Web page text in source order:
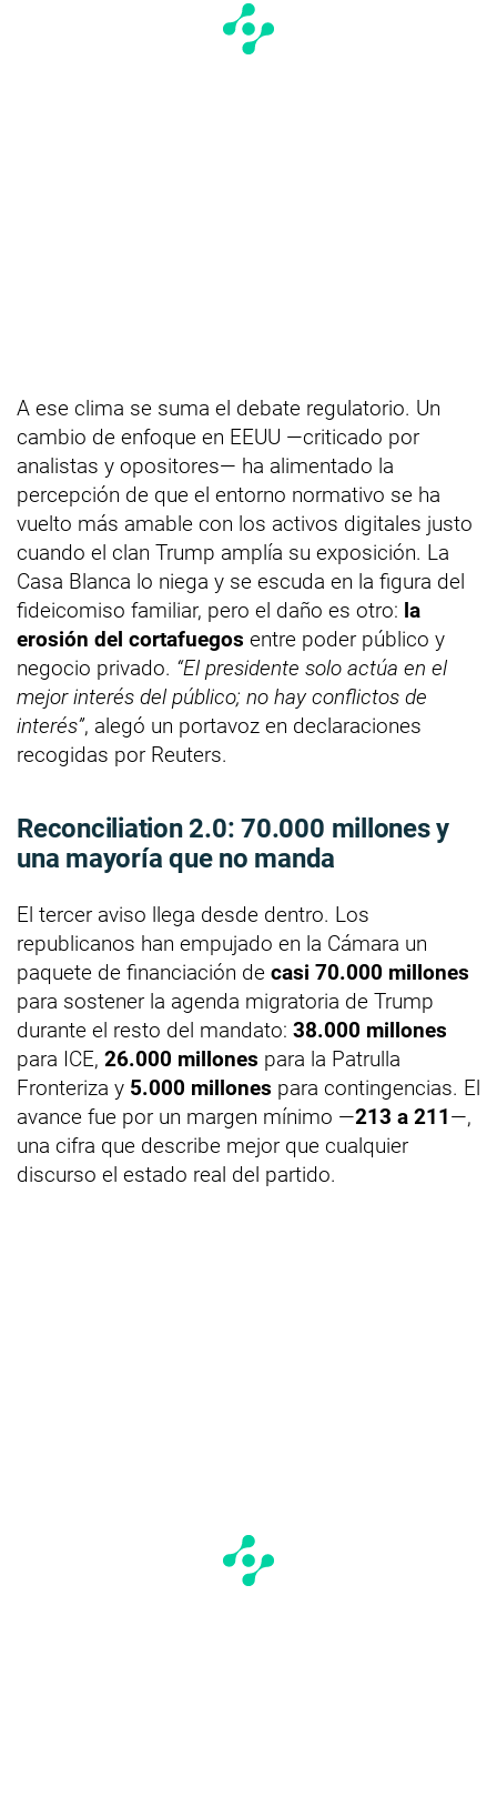
A ese clima se suma el debate regulatorio. Un
cambio de enfoque en EEUU —criticado por
analistas y opositores— ha alimentado la
percepción de que el entorno normativo se ha
vuelto más amable con los activos digitales justo
cuando el clan Trump amplía su exposición. La
Casa Blanca lo niega y se escuda en la figura del
fideicomiso familiar, pero el daño es otro: la
erosión del cortafuegos entre poder público y
negocio privado. “El presidente solo actúa en el
mejor interés del público; no hay conflictos de
interés”, alegó un portavoz en declaraciones
recogidas por Reuters.
Reconciliation 2.0: 70.000 millones y
una mayoría que no manda
El tercer aviso llega desde dentro. Los
republicanos han empujado en la Cámara un
paquete de financiación de casi 70.000 millones
para sostener la agenda migratoria de Trump
durante el resto del mandato: 38.000 millones
para ICE, 26.000 millones para la Patrulla
Fronteriza y 5.000 millones para contingencias. El
avance fue por un margen mínimo —213 a 211—,
una cifra que describe mejor que cualquier
discurso el estado real del partido.